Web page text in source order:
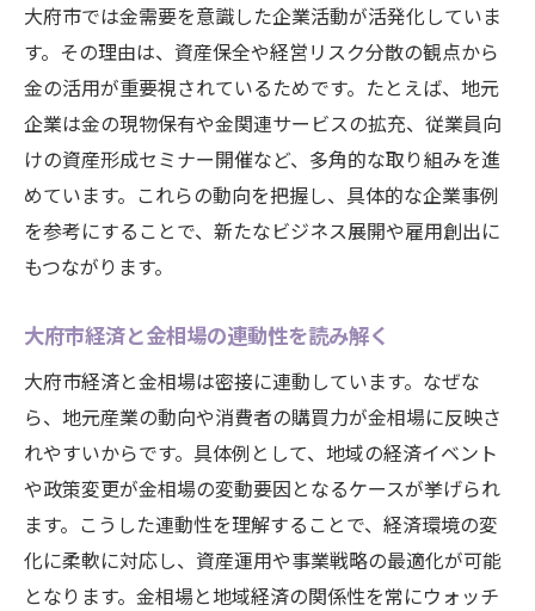
大府市では金需要を意識した企業活動が活発化していま
す。その理由は、資産保全や経営リスク分散の観点から
金の活用が重要視されているためです。たとえば、地元
企業は金の現物保有や金関連サービスの拡充、従業員向
けの資産形成セミナー開催など、多角的な取り組みを進
めています。これらの動向を把握し、具体的な企業事例
を参考にすることで、新たなビジネス展開や雇用創出に
もつながります。
大府市経済と金相場の連動性を読み解く
大府市経済と金相場は密接に連動しています。なぜな
ら、地元産業の動向や消費者の購買力が金相場に反映さ
れやすいからです。具体例として、地域の経済イベント
や政策変更が金相場の変動要因となるケースが挙げられ
ます。こうした連動性を理解することで、経済環境の変
化に柔軟に対応し、資産運用や事業戦略の最適化が可能
となります。金相場と地域経済の関係性を常にウォッチ